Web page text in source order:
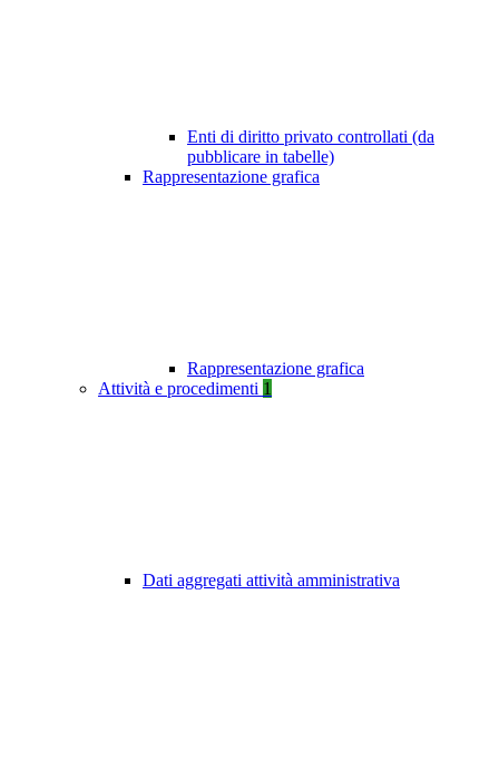
Enti di diritto privato controllati (da
pubblicare in tabelle)
Rappresentazione grafica
Rappresentazione grafica
Attività e procedimenti 1
Dati aggregati attività amministrativa